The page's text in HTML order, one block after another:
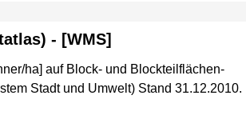
- [WMS]
ha] auf Block- und Blockteilflächen-
Stadt und Umwelt) Stand 31.12.2010.